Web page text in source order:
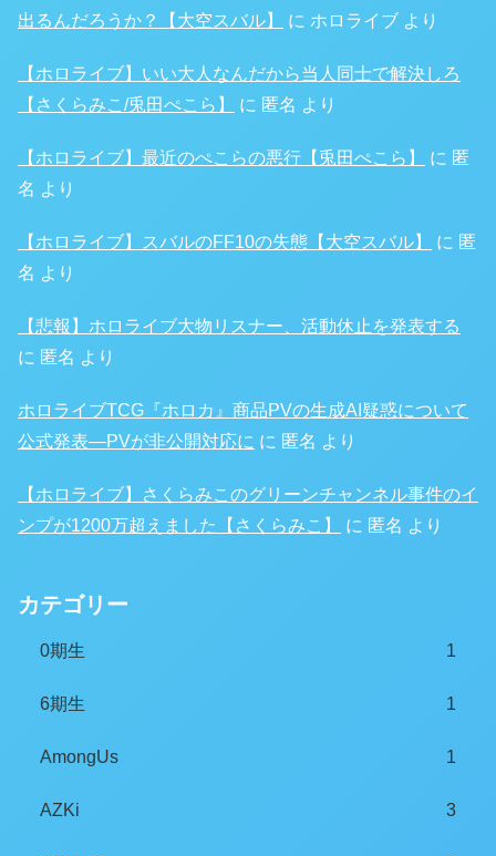
出るんだろうか？【大空スバル】
に ホロライブ より
【ホロライブ】いい大人なんだから当人同士で解決しろ
【さくらみこ/兎田ぺこら】
に 匿名 より
【ホロライブ】最近のぺこらの悪行【兎田ぺこら】 に 匿
名 より
【ホロライブ】スバルのFF10の失態【大空スバル】 に 匿
名 より
【悲報】ホロライブ大物リスナー、活動休止を発表する
に 匿名 より
ホロライブTCG『ホロカ』商品PVの生成AI疑惑について
公式発表―PVが非公開対応に に 匿名 より
【ホロライブ】さくらみこのグリーンチャンネル事件のイ
ンプが1200万超えました【さくらみこ】
に 匿名 より
カテゴリー
0期生 1
6期生 1
AmongUs 1
AZKi 3